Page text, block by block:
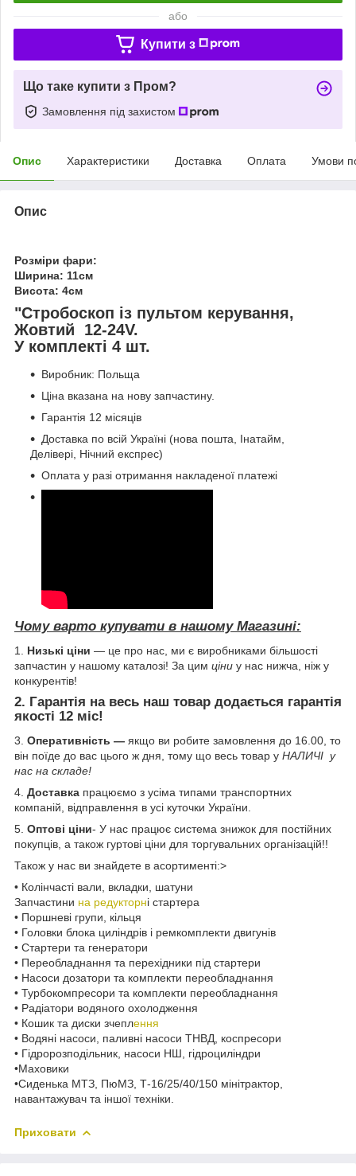
або
Купити з
Що таке купити з Пром?
Замовлення під захистом
Опис Характеристики Доставка Оплата Умови
Опис
Розміри фари:
Ширина: 11см
Висота: 4см
"Стробоскоп із пультом керування,
Жовтий 12-24V.
У комплекті 4 шт.
Виробник: Польща
Ціна вказана на нову запчастину.
Гарантія 12 місяців
Доставка по всій Україні (нова пошта, Інатайм,
Делівері, Нічний експрес)
Оплата у разі отримання накладеної платежі
Чому варто купувати в нашому Магазині:
1. Низькі ціни — це про нас, ми є виробниками більшості
запчастин у нашому каталозі! За цим ціни у нас нижча, ніж у
конкурентів!
2. Гарантія на весь наш товар додається гарантія
якості 12 міс!
3. Оперативність — якщо ви робите замовлення до 16.00, то
він поїде до вас цього ж дня, тому що весь товар у НАЛИЧІ у
нас на складе!
4. Доставка працюємо з усіма типами транспортних
компаній, відправлення в усі куточки України.
5. Оптові ціни- У нас працює система знижок для постійних
покупців, а також гуртові ціни для торгувальних організацій!!
Також у нас ви знайдете в асортименті:>
• Колінчасті вали, вкладки, шатуни
Запчастини на редукторні стартера
• Поршневі групи, кільця
• Головки блока циліндрів і ремкомплекти двигунів
• Стартери та генератори
• Переобладнання та перехідники під стартери
• Насоси дозатори та комплекти переобладнання
• Турбокомпресори та комплекти переобладнання
• Радіатори водяного охолодження
• Кошик та диски зчеплення
• Водяні насоси, паливні насоси ТНВД, коспресори
• Гідророзподільник, насоси НШ, гідроциліндри
•Маховики
•Сиденька МТЗ, ПюМЗ, Т-16/25/40/150 мінітрактор,
навантажувач та іншої техніки.
Приховати